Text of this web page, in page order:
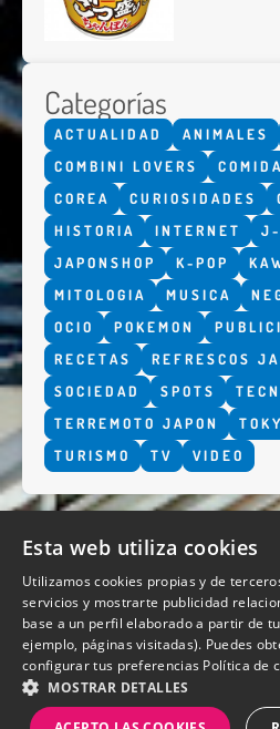
Categorías
ACTUALIDAD ANIMALES
COMBINI LOVERS
COMIDA
COREA
CURIOSIDADES
HISTORIA
INTERNET J-
JAPONSHOP
K-POP
MITOLOGIA
MUSICA
OCIO
POKEMON
RECETAS
REFRESCOS
SOCIEDAD
SPOTS
TERREMOTO JAPON
TURISMO
TV VIDEO
QUIENES
Esta web utiliza cookies
Utilizamos cookies propias y de
servicios y mostrarte publicidad
base a un perfil elaborado a partir de
ejemplo, páginas visitadas). Puedes
configurar tus preferencias Política de
MOSTRAR DETALLES